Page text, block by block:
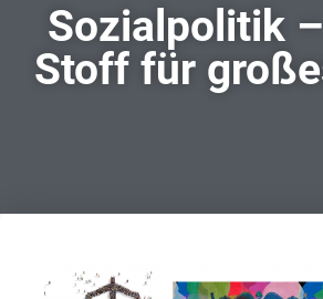
Sozialpolitik
Stoff für